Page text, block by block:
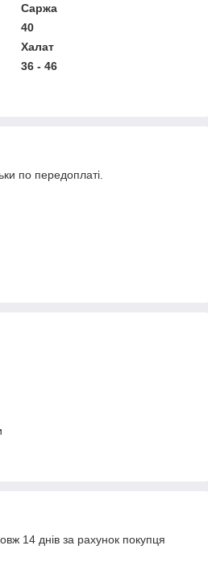
Саржа
40
Халат
36 - 46
по передоплаті.
14 днів за рахунок покупця